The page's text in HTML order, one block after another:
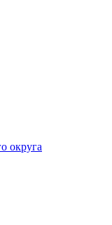
округа